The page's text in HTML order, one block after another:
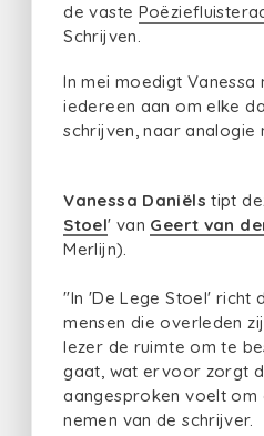
de vaste
Schrijven.
In mei moedigt
iedereen aan om elke
schrijven, naar analogie
Vanessa Daniëls tipt
Stoel' van Geert van
Merlijn).
"In 'De Lege Stoel' richt
mensen die overleden
lezer de ruimte om te
gaat, wat ervoor zorgt
aangesproken voelt om
nemen van de schrijver.